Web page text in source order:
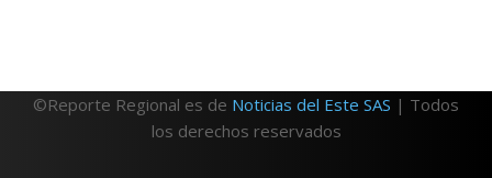
©Reporte Regional es de Noticias del Este SAS | Todos
los derechos reservados